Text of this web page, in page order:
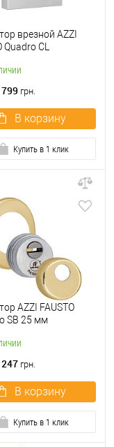
врезной AZZI
Quadro CL
799 грн.
В корзину
Купить в 1 клик
AZZI FAUSTO
SB 25 мм
латунь
грн.
В корзину
Купить в 1 клик